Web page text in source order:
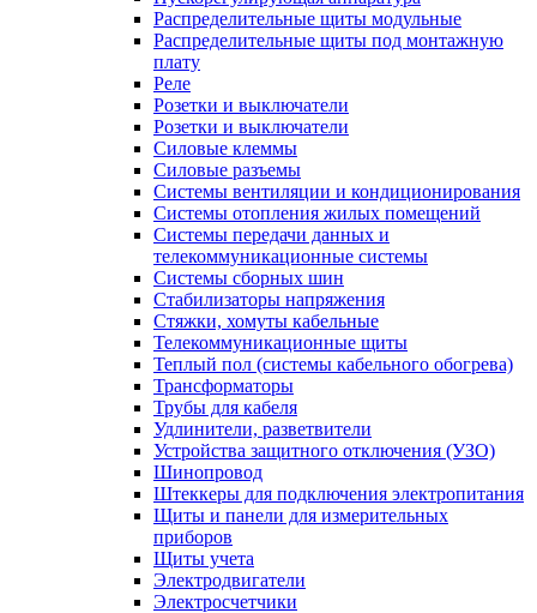
Распределительные щиты модульные
Распределительные щиты под монтажную
плату
Реле
Розетки и выключатели
Розетки и выключатели
Силовые клеммы
Силовые разъемы
Системы вентиляции и кондиционирования
Системы отопления жилых помещений
Системы передачи данных и
телекоммуникационные системы
Системы сборных шин
Стабилизаторы напряжения
Стяжки, хомуты кабельные
Телекоммуникационные щиты
Теплый пол (системы кабельного обогрева)
Трансформаторы
Трубы для кабеля
Удлинители, разветвители
Устройства защитного отключения (УЗО)
Шинопровод
Штеккеры для подключения электропитания
Щиты и панели для измерительных
приборов
Щиты учета
Электродвигатели
Электросчетчики